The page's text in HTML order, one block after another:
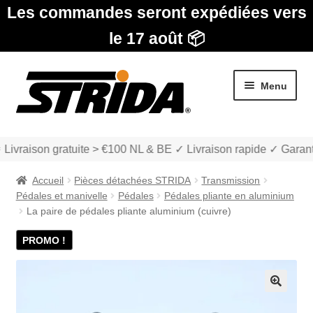
Les commandes seront expédiées vers
le 17 août 📦
Aller
la
Aller
contenu
Menu
Les Modèles
Ouvrir
gratuite > €100 NL & BE ✓ Livraison rapide ✓
Accueil Pièces détachées STRIDA
Transmission
Pédales et manivelle
Pédales
Pédales pliante en aluminium
La paire de pédales pliante aluminium (cuivre)
PROMO !